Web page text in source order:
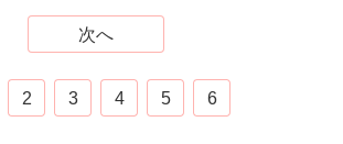
次へ
2 3 4 5 6